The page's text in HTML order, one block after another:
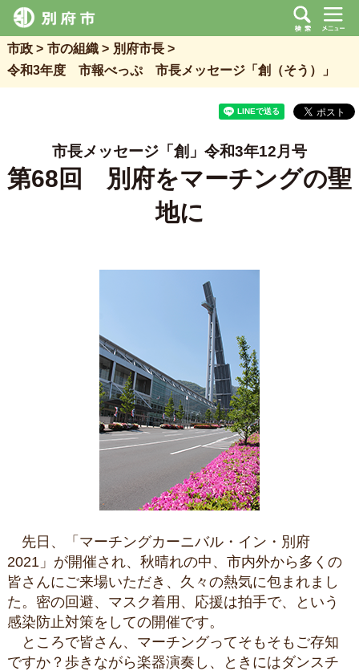
市政 市の組織
別府市長
令和3年度 市報べっぷ 市長メッセージ「創（そう）」
市長メッセージ「創」令和3年12月号
第68回 別府をマーチングの聖
地に
先日、「マーチングカーニバル・イン・別府
2021」が開催され、秋晴れの中、市内外から多くの
皆さんにご来場いただき、久々の熱気に包まれまし
た。密の回避、マスク着用、応援は拍手で、という
感染防止対策をしての開催です。
ところで皆さん、マーチングってそもそもご存知
ですか？歩きながら楽器演奏し、ときにはダンスチ